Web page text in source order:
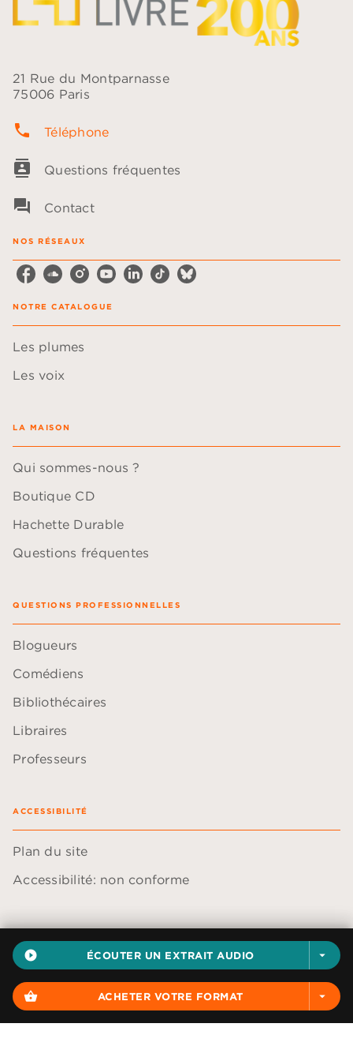
play_circle_filled ÉCOUTER UN EXTRAIT AUDIO arrow_drop_down
shopping_basket ACHETER VOTRE FORMAT arrow_drop_down
21 Rue du Montparnasse
75006 Paris
phone Téléphone
contacts Questions fréquentes
question_answer Contact
NOS RÉSEAUX
NOTRE CATALOGUE
Les plumes
Les voix
LA MAISON
Qui sommes-nous ?
Boutique CD
Hachette Durable
Questions fréquentes
QUESTIONS PROFESSIONNELLES
Blogueurs
Comédiens
Bibliothécaires
Libraires
Professeurs
ACCESSIBILITÉ
Plan du site
Accessibilité: non conforme
Données personnelles
Paramétrer vos cookies
Mentions légales
Conditions générales d'utilisation